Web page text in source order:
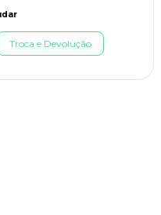
Troca e Devolução